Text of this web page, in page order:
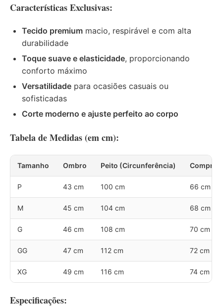
Características Exclusivas:
Tecido premium macio, respirável e com alta
durabilidade
Toque suave e elasticidade, proporcionando
conforto máximo
Versatilidade para ocasiões casuais ou
sofisticadas
Corte moderno e ajuste perfeito ao corpo
Tabela de Medidas (em cm):
Tamanho Ombro Peito (Circunferência)
P 43 cm 100 cm 66 cm
M 45 cm 104 cm 68 cm
G 46 cm 108 cm 70 cm
GG 47 cm 112 cm 72 cm
XG 49 cm 116 cm 74 cm
Especificações: